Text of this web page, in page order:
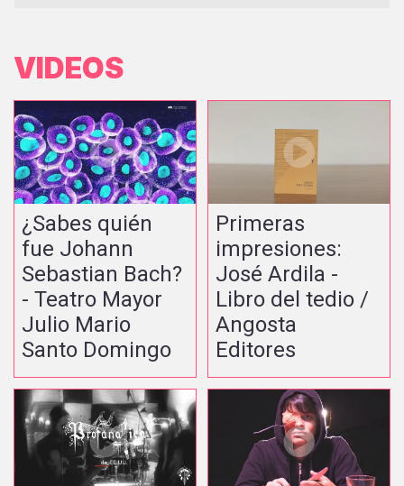
VIDEOS
¿Sabes quién
fue Johann
Sebastian Bach?
- Teatro Mayor
Julio Mario
Santo Domingo
Primeras
impresiones:
José Ardila -
Libro del tedio /
Angosta
Editores